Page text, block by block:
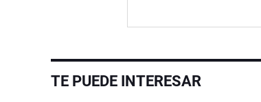
TE PUEDE INTERESAR